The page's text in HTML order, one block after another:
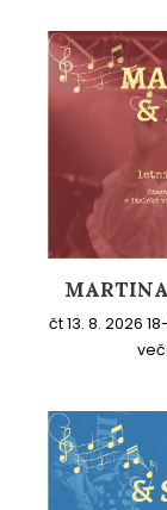
čt 13. 8. 2026